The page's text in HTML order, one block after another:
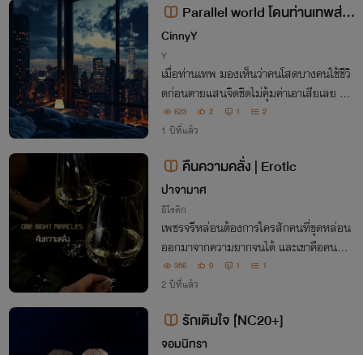
Parallel world โดนท่านเทพส่งไ
ปเกิดใหม่ในโลกคู่ขนานสุดหื่น (PWP)
CinnyY
Y
เมื่อท่านเทพ มองเห็นว่าคนโสดบางคนใช้ชีวิ
ตก่อนตายแสนจืดชืดไม่คุ้มค่าเอาเสียเลย พอ
คนผู้นั้นตายลง จึงเพิ่มออฟชัั่นให้ และส่งไปเ
กิดใหม่ในโลกคู่ขนาน แต่สิ่งที่เพิ่มขึ้นมานั้น
มันมีแต่ความเสียว!!
623 2 1 2
1 ปีที่แล้ว
คืนความคลั่ง | Erotic
ปาจามาศ
อีโรติก
เพชรจรีหล่อนต้องการใครสักคนที่ขุดหล่อน
ออกมาจากความยากจนได้ และเขาคือคนนั้น
ที่หล่อนเลือก ท่านสินทร์...ชายวัยสี่สิบ ที่ห
ล่อนหวังจะได้สัมผัสความเร้าร้อนจากเขามา
356 0 1 1
2 ปีที่แล้ว
รักเติมใจ [์NC20+]
จอมนิทรา